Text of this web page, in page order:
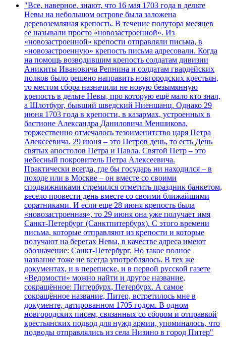
"Все, наверное, знают, что 16 мая 1703 года в дельте
Невы на небольшом острове была заложена
деревоземляная крепость. В течение полутора месяцев
ее называли просто «новозастроенной». Из
«новозастроенной» крепости отправляли письма, в
«новозастроенную» крепость письма адресовали. Когда
на помощь возводившим крепость солдатам дивизии
Аникиты Ивановича Репнина и солдатам гвардейских
полков было решено направить новгородских крестьян,
то местом сбора назначили не новую безымянную
крепость в дельте Невы, про которую ещё мало кто знал,
а Шлотбург, бывший шведский Ниеншанц. Однако 29
июня 1703 года в крепости, в казармах, устроенных в
бастионе Александра Даниловича Меншикова,
торжественно отмечалось тезоименитство царя Петра
Алексеевича. 29 июня – это Петров день, то есть День
святых апостолов Петра и Павла. Святой Петр – это
небесный покровитель Петра Алексеевича.
Практически всегда, где бы государь ни находился – в
походе или в Москве – он вместе со своими
сподвижниками стремился отметить праздник банкетом,
весело провести день вместе со своими ближайшими
соратниками. И если еще 28 июня крепость была
«новозастроенная», то 29 июня она уже получает имя
Санкт-Петербург (Санктпитербурх). С этого времени
письма, которые отправляют из крепости и которые
получают на берегах Невы, в качестве адреса имеют
обозначение: Санкт-Петербург. Но такое полное
название тоже не всегда употреблялось. В тех же
документах, и в переписке, и в первой русской газете
«Ведомости» можно найти и другое название,
сокращённое: Питербурх, Петербурх. А самое
сокращённое название, Питер, встретилось мне в
документе, датированном 1705 годом. В одном
новгородских писем, связанных со сбором и отправкой
крестьянских подвод для нужд армии, упоминалось, что
подводы отправлялись из села Низино в город Питер"